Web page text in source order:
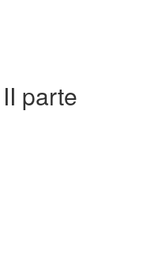
parte